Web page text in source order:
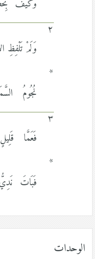
وَكَيْفَ
٢
وَلَمْ تَلْفِظِ
*
نُجُومُ
٣
فَعَمَّا
*
فَبَاتَ
الوحدات